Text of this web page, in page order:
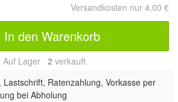
Versandkosten nur 4,00 €
In den Warenkorb
Auf Lager 2 verkauft
Lastschrift, Ratenzahlung, Vorkasse per
bei Abholung